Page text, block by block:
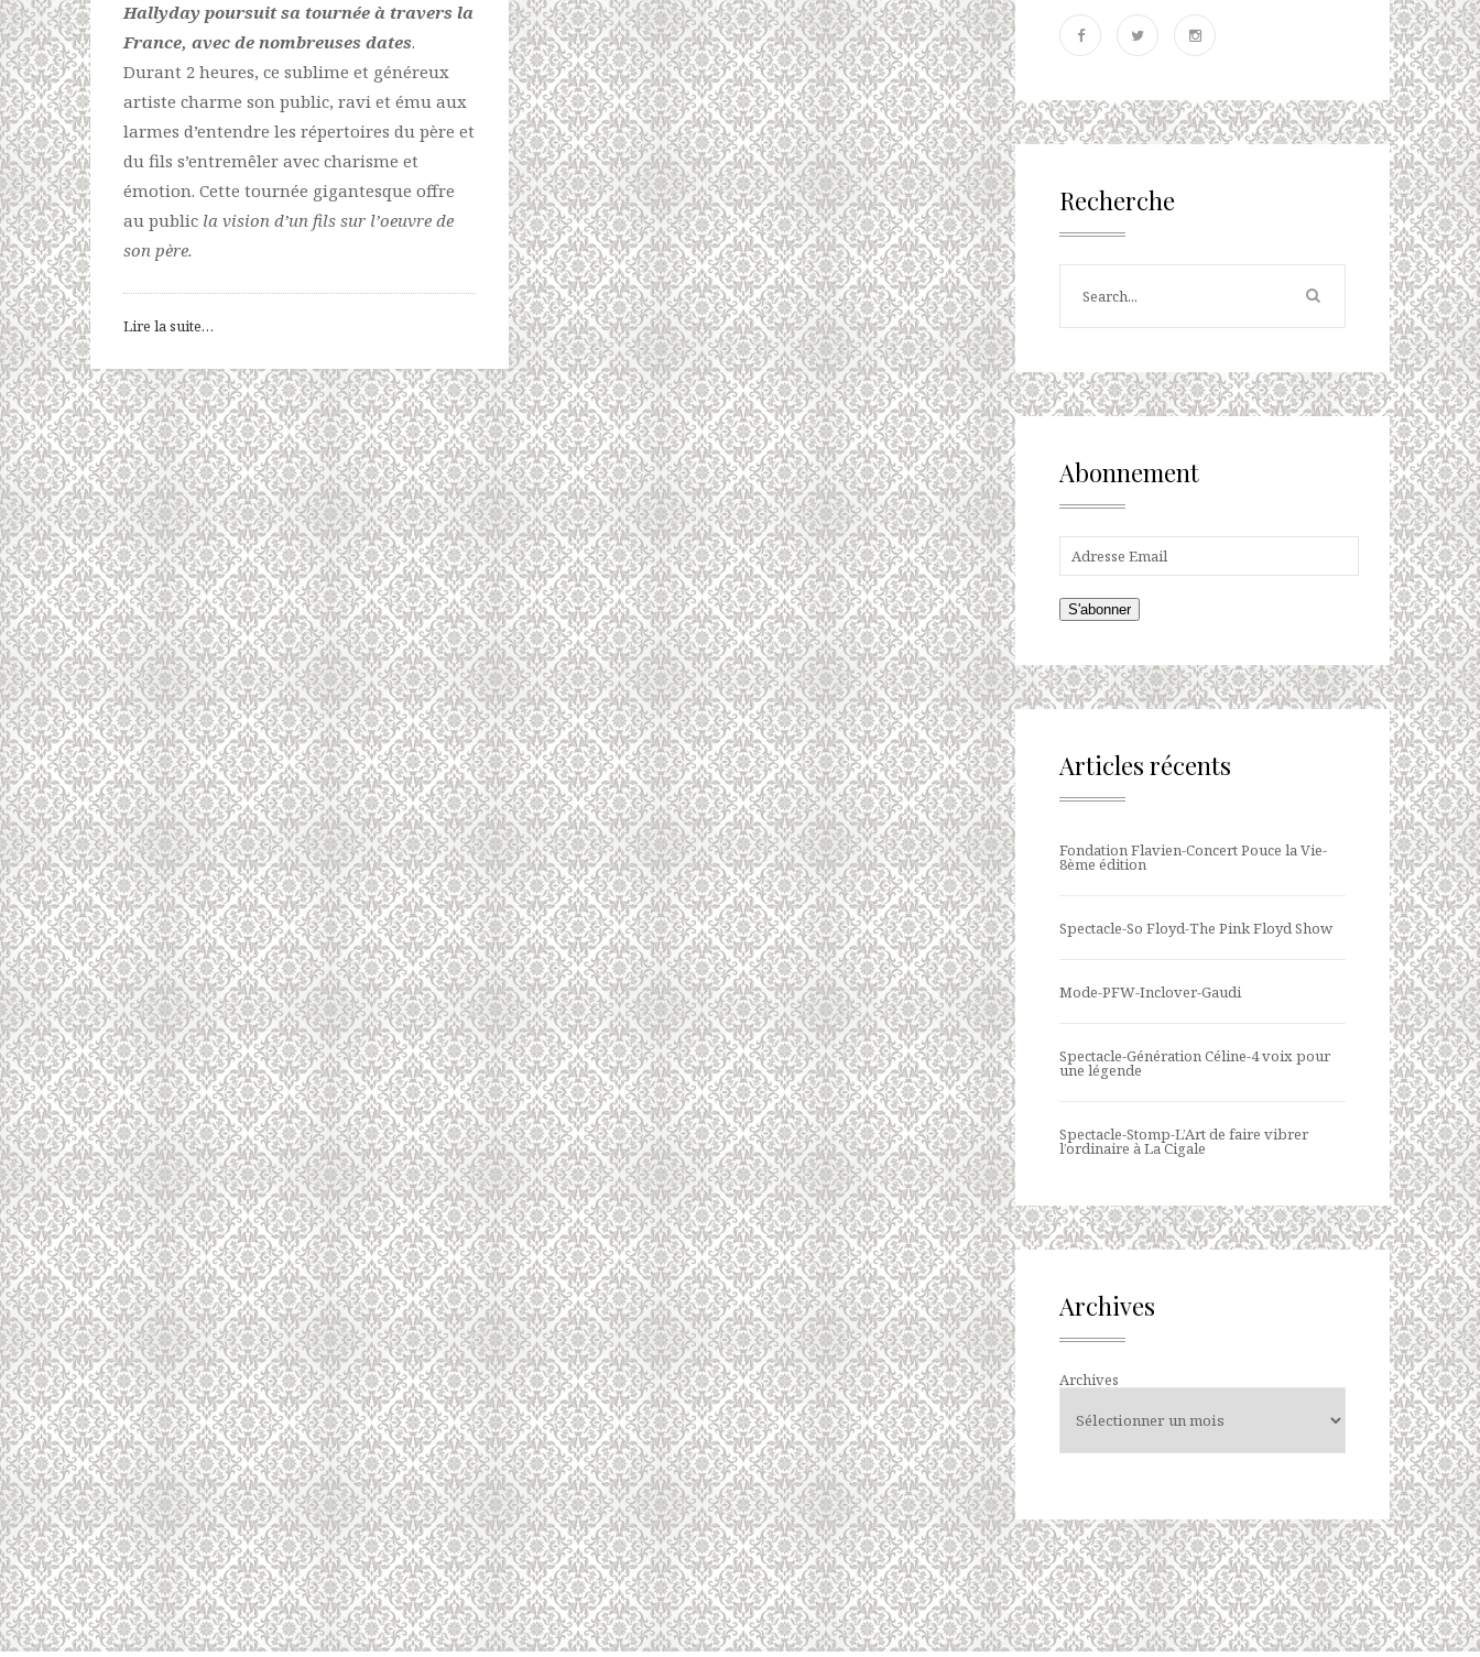
Hallyday poursuit sa tournée à travers la
France, avec de nombreuses dates.
Durant 2 heures, ce sublime et généreux
artiste charme son public, ravi et ému aux
larmes d’entendre les répertoires du père et
du fils s’entremêler avec charisme et
émotion. Cette tournée gigantesque offre
au public la vision d’un fils sur l’oeuvre de
son père.
Lire la suite…
Recherche
Abonnement
S'abonner
Articles récents
Fondation Flavien-Concert Pouce la Vie-
8ème édition
Spectacle-So Floyd-The Pink Floyd Show
Mode-PFW-Inclover-Gaudi
Spectacle-Génération Céline-4 voix pour
une légende
Spectacle-Stomp-L’Art de faire vibrer
l’ordinaire à La Cigale
Archives
Archives